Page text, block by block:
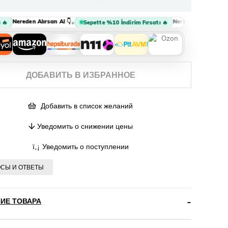
Nereden Alırsan Al 👇• Sepette %10 İndirim Fırsatı 🔥 Nereden Alırsan Al 👇
ДОБАВИТЬ В ИЗБРАННОЕ
Добавить в список желаний
Уведомить о снижении цены
Уведомить о поступлении
И ОТВЕТЫ
ТОВАРА